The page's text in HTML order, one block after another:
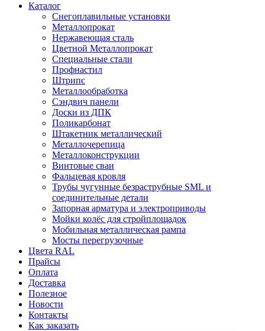
Каталог
Снегоплавильные установки
Металлопрокат
Нержавеющая сталь
Цветной Металлопрокат
Специальные стали
Профнастил
Штрипс
Металлообработка
Сэндвич панели
Доски из ДПК
Поликарбонат
Штакетник металлический
Металлочерепица
Металлоконструкции
Винтовые сваи
Фальцевая кровля
Трубы чугунные безраструбные SML и
соединительные детали
Запорная арматура и электроприводы
Мойки колёс для стройплощадок
Мобильная металлическая рампа
Мосты перегрузочные
Цвета RAL
Прайсы
Оплата
Доставка
Полезное
Новости
Контакты
Как заказать